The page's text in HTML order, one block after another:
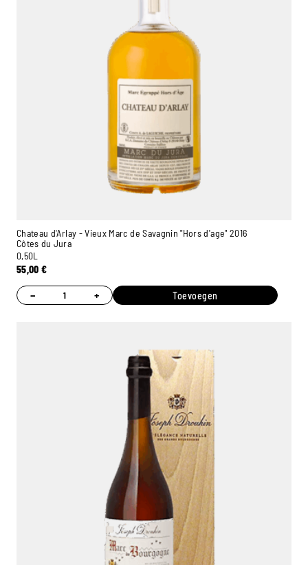
Chateau d'Arlay - Vieux Marc de Savagnin "Hors d'age" 2016
Côtes du Jura
0,50L
55,00€
− + Toevoegen